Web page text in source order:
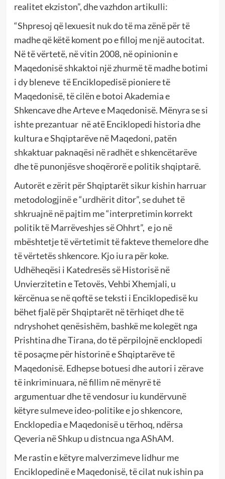
realitet ekziston”, dhe vazhdon artikulli:
“Shpresoj që lexuesit nuk do të ma zënë për të
madhe që këtë koment po e filloj me një autocitat.
Në të vërtetë, në vitin 2008, në opinionin e
Maqedonisë shkaktoi një zhurmë të madhe botimi
i dy bleneve të Enciklopedisë pioniere të
Maqedonisë, të cilën e botoi Akademia e
Shkencave dhe Arteve e Maqedonisë. Mënyra se si
ishte prezantuar në atë Enciklopedi historia dhe
kultura e Shqiptarëve në Maqedoni, patën
shkaktuar paknaqësi në radhët e shkencëtarëve
dhe të punonjësve shoqërorë e politik shqiptarë.
Autorët e zërit për Shqiptarët sikur kishin harruar
metodologjinë e “urdhërit ditor”, se duhet të
shkruajnë në pajtim me “interpretimin korrekt
politik të Marrëveshjes së Ohhrt”, e jo në
mbështetje të vërtetimit të fakteve themelore dhe
të vërtetës shkencore. Kjo iu ra për koke.
Udhëheqësi i Katedresës së Historisë në
Unvierzitetin e Tetovës, Vehbi Xhemjali, u
kërcënua se në qoftë se teksti i Enciklopedisë ku
bëhet fjalë për Shqiptarët në tërhiqet dhe të
ndryshohet qenësishëm, bashkë me kolegët nga
Prishtina dhe Tirana, do të përpilojnë encklopedi
të posaçme për historinë e Shqiptarëve të
Maqedonisë. Edhepse botuesi dhe autori i zërave
të inkriminuara, në fillim në mënyrë të
argumentuar dhe të vendosur iu kundërvunë
këtyre sulmeve ideo-politike e jo shkencore,
Encklopedia e Maqedonisë u tërhoq, ndërsa
Qeveria në Shkup u distncua nga AShAM.
Me rastin e këtyre malverzimeve lidhur me
Enciklopedinë e Maqedonisë, të cilat nuk ishin pa